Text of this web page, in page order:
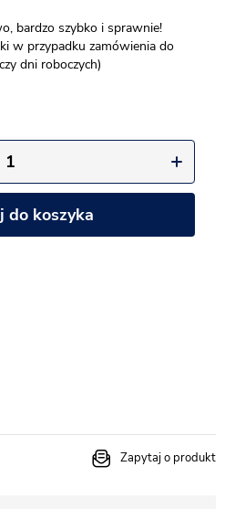
bardzo szybko i sprawnie!
w przypadku zamówienia do
dni roboczych)
do koszyka
Zapytaj o produkt